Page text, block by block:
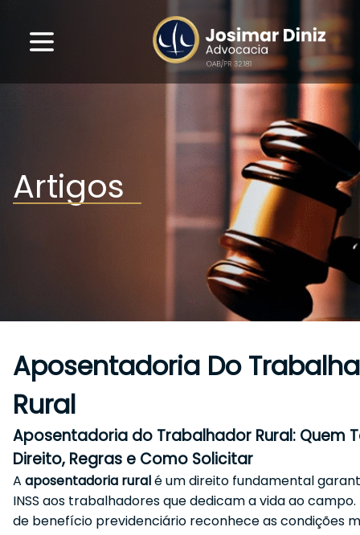
Artigos
Aposentadoria Do
Rural
Aposentadoria do Trabalhador Rural: Quem
Direito, Regras e Como Solicitar
A aposentadoria ruralé um direito fundamental
INSS aos trabalhadores que dedicam a vida ao campo.
de benefício previdenciário reconhece as condições